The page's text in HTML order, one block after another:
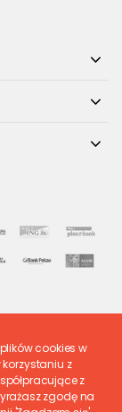
cookies w
z
z
zgodę na